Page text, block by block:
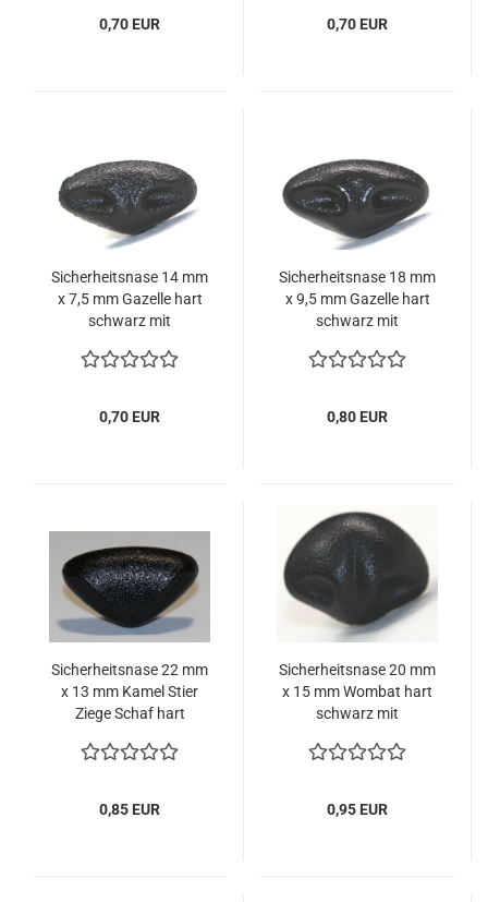
0,70 EUR 0,70 EUR
Sicherheitsnase 14 mm
x 7,5 mm Gazelle hart
schwarz mit
0,70 EUR
Sicherheitsnase 18 mm
x 9,5 mm Gazelle hart
schwarz mit
0,80 EUR
Sicherheitsnase 22 mm
x 13 mm Kamel Stier
Ziege Schaf hart
Sicherheitsscheibe
0,85 EUR
Sicherheitsnase 20 mm
x 15 mm Wombat hart
schwarz mit
0,95 EUR